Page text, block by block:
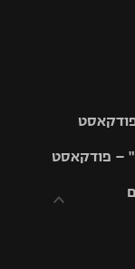
– פודקאסט